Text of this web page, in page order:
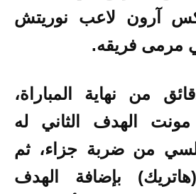
آرون لاعب نوريتش
مرمى فريقه.
من نهاية المباراة،
الهدف الثاني له
من ضربة جزاء، ثم
بإضافة الهدف